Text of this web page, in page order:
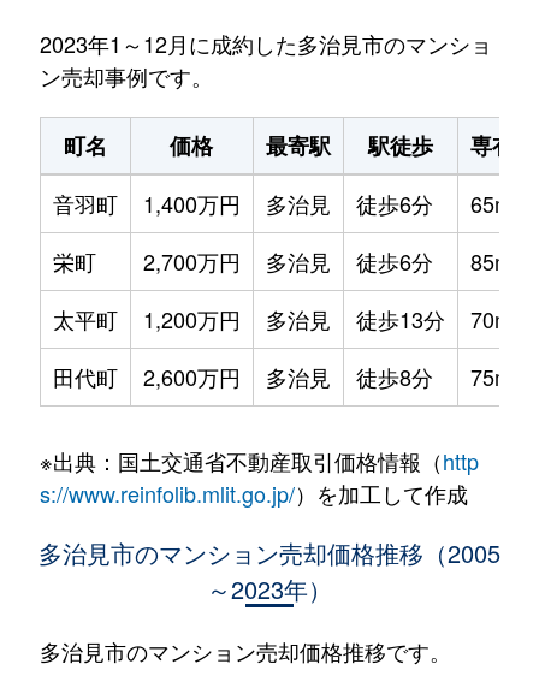
2023年1～12月に成約した多治見市のマンショ
ン売却事例です。
町名 価格 最寄駅 駅徒歩
専有
音羽町
1,400万円 多治見 徒歩6分
65m²
栄町
2,700万円 多治見 徒歩6分
85m²
太平町
1,200万円 多治見 徒歩13分
70m²
田代町
2,600万円 多治見 徒歩8分 75m²
※出典：国土交通省不動産取引価格情報（http
s://www.reinfolib.mlit.go.jp/）を加工して作成
多治見市のマンション売却価格推移（2005
～2023年）
多治見市のマンション売却価格推移です。